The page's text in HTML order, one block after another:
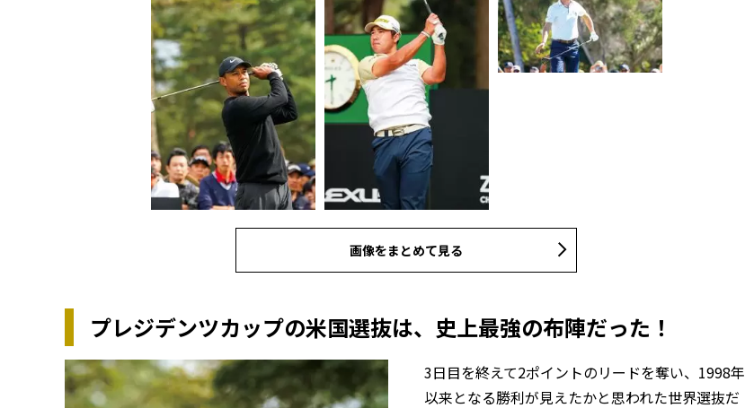
画像をまとめて見る
プレジデンツカップの米国選抜は、史上最強の布陣だった！
3日目を終えて2ポイントのリードを奪い、1998年
以来となる勝利が見えたかと思われた世界選抜だ